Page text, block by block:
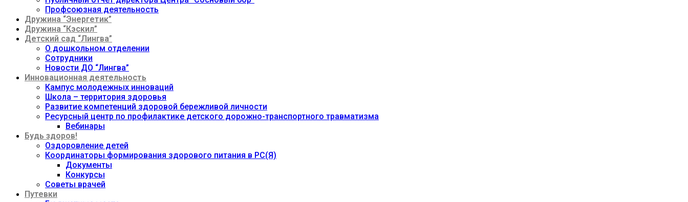
Профсоюзная деятельность
Дружина “Энергетик”
Дружина “Кэскил”
Детский сад “Лингва”
О дошкольном отделении
Сотрудники
Новости ДО “Лингва”
Инновационная деятельность
Кампус молодежных инноваций
Школа – территория здоровья
Развитие компетенций здоровой бережливой личности
Ресурсный центр по профилактике детского дорожно-транспортного травматизма
Вебинары
Будь здоров!
Оздоровление детей
Координаторы формирования здорового питания в РС(Я)
Документы
Конкурсы
Советы врачей
Путевки